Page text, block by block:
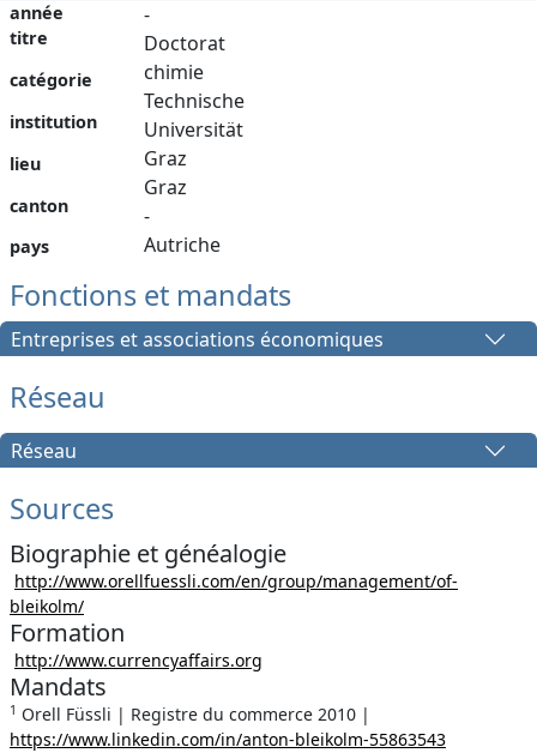
année
titre
catégorie
institution
lieu
canton
pays
-
Doctorat
chimie
Technische
Universität
Graz
Graz
-
Autriche
Fonctions et mandats
Entreprises et associations économiques
Réseau
Réseau
Sources
Biographie et généalogie
http://www.orellfuessli.com/en/group/management/of-
bleikolm/
Formation
http://www.currencyaffairs.org
Mandats
1 Orell Füssli | Registre du commerce 2010 |
https://www.linkedin.com/in/anton-bleikolm-55863543